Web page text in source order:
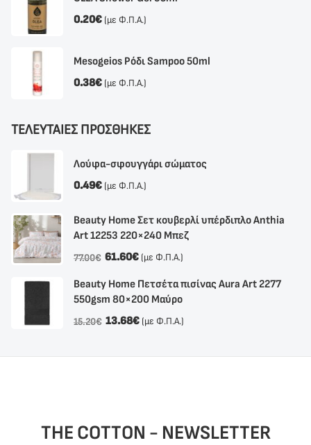
0.20€ (με Φ.Π.Α.)
Mesogeios Ρόδι Sampoo 50ml
0.38€ (με Φ.Π.Α.)
ΤΕΛΕΥΤΑΙΕΣ ΠΡΟΣΘΗΚΕΣ
Λούφα-σφουγγάρι σώματος
0.49€ (με Φ.Π.Α.)
Beauty Home Σετ κουβερλί υπέρδιπλο Anthia
Αrt 12253 220×240 Μπεζ
77.00€ 61.60€ (με Φ.Π.Α.)
Beauty Home Πετσέτα πισίνας Aura Art 2277
550gsm 80×200 Μαύρο
15.20€ 13.68€ (με Φ.Π.Α.)
THE COTTON - NEWSLETTER